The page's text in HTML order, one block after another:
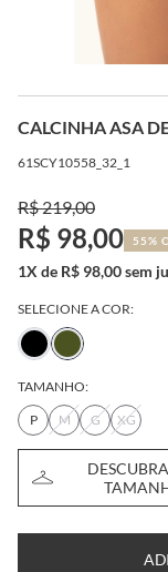
CALCINHA ASA
61SCY10558_32_1
R$ 219,00
R$ 98,00 55%
1X de R$ 98,00 sem
SELECIONE A COR:
TAMANHO:
P
M G XG